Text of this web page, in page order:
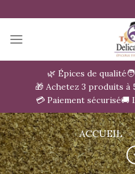
au
contenu
🌿 Épices de qualité
🎁 Achetez 3 produits à
💳 Paiement sécurisé🚚
ACCUEIL »